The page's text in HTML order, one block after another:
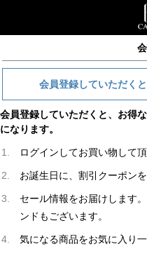
会員登録していただく
会員登録していただくと、お得
になります。
ログインしてお買い物して
お誕生日に、割引クーポン
セール情報をお届けします
ンドもございます。
気になる商品をお気に入り